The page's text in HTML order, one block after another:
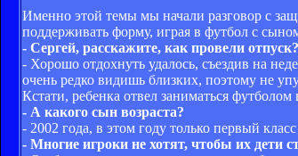
Именно этой темы мы начали разговор с
поддерживать форму, играя в футбол с
- Сергей, расскажите, как провели отпуск?
- Хорошо отдохнуть удалось, съездив на
очень редко видишь близких, поэтому не
Кстати, ребенка отвел заниматься
- А какого сын возраста?
- 2002 года, в этом году только первый
- Многие игроки не хотят, чтобы их дети